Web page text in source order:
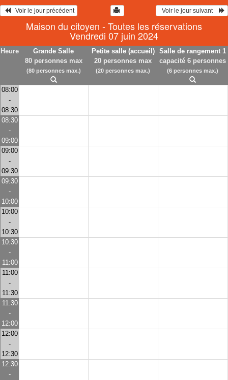
   Voir le jour précédent
  Voir le jour suivant
Maison du citoyen - Toutes les réservations
Vendredi 07 juin 2024
Heure
Grande Salle
80 personnes max
(80 personnes max.)
Petite salle (accueil)
20 personnes max
(20 personnes max.)
Salle de rangement 1
capacité 6 personnes
(6 personnes max.)
08:00
-
08:30
08:30
-
09:00
09:00
-
09:30
09:30
-
10:00
10:00
-
10:30
10:30
-
11:00
11:00
-
11:30
11:30
-
12:00
12:00
-
12:30
12:30
-